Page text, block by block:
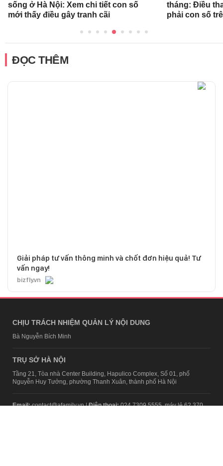
sống ở Hà Nội: Xem chi tiết con số
mới thấy điều gây tranh cãi
tháng: Điều
phải con số
ĐỌC THÊM
Giải pháp tư vấn thông minh và chốt đơn hiệu quả! Tư
vấn ngay!
bizfly.vn
CHỊU TRÁCH NHIỆM QUẢN LÝ NỘI DUNG
Bà Nguyễn Bích Minh
TRỤ SỞ HÀ NỘI
Tầng 21, Tòa nhà Center Building, Hapulico Complex, Số 01, phố
Nguyễn Huy Tưởng, phường Thanh Xuân, thành phố Hà Nội
Email:contact@afamily.vn |Điện thoại:024 7309 5555, máy lẻ 62.370